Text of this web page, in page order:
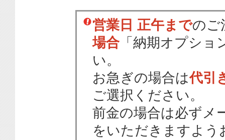
営業日 正午までのご
場合 「納期オプショ
い。
お急ぎの場合は代引
ご選択ください。
前金の場合は必ずメ
をいただきますよう